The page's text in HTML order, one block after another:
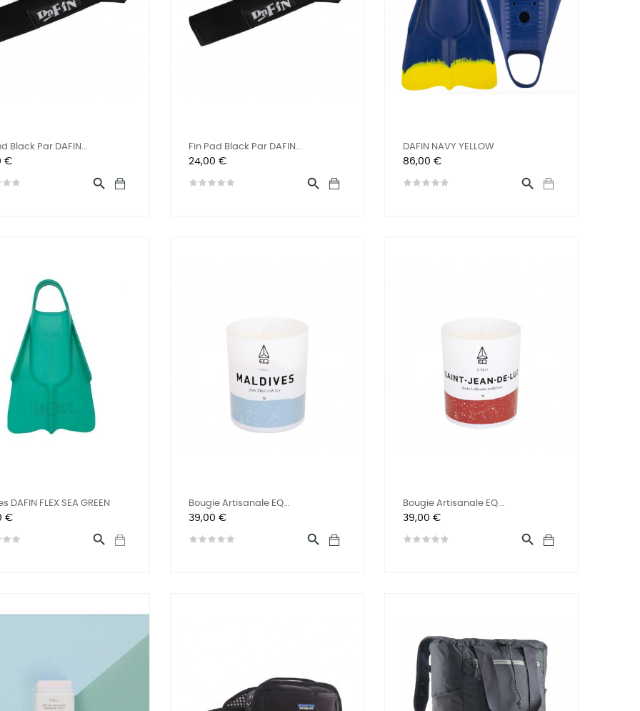
Black Par DAFIN...
€

Fin Pad Black Par DAFIN...
Prix
24,00 €

DAFIN NAVY YELLOW
Prix
86,00 €

DAFIN FLEX SEA GREEN
€

Bougie Artisanale EQ...
Prix
39,00 €

Bougie Artisanale EQ...
Prix
39,00 €
